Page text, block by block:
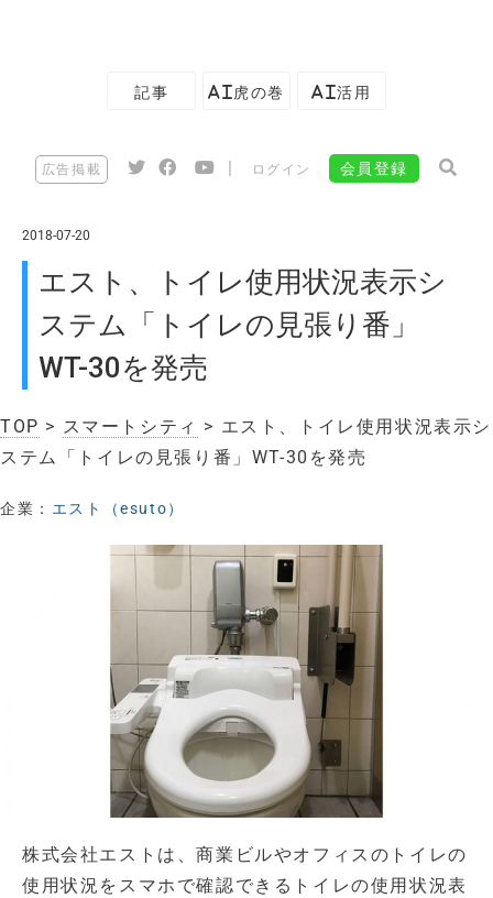
記事 AI虎の巻 AI活用
広告掲載 ログイン 会員登録
2018-07-20
エスト、トイレ使用状況表示シ
ステム「トイレの見張り番」
WT-30を発売
TOP > スマートシティ > エスト、トイレ使用状況表示シ
ステム「トイレの見張り番」WT-30を発売
企業： エスト（esuto）
株式会社エストは、商業ビルやオフィスのトイレの
使用状況をスマホで確認できるトイレの使用状況表